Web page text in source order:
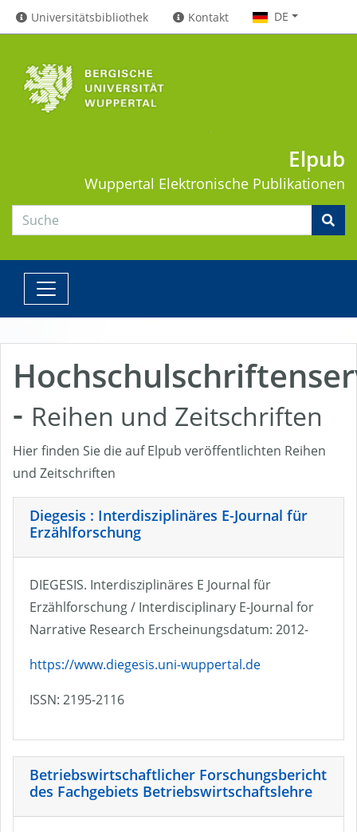
Universitätsbibliothek Kontakt DE
Elpub
Wuppertal Elektronische Publikationen
- Reihen und Zeitschriften
Hier finden Sie die auf Elpub veröffentlichten Reihen
und Zeitschriften
Diegesis : Interdisziplinäres E-Journal für
Erzählforschung
DIEGESIS. Interdisziplinäres E Journal für
Erzählforschung / Interdisciplinary E-Journal for
Narrative Research Erscheinungsdatum: 2012-
https://www.diegesis.uni-wuppertal.de
ISSN: 2195-2116
Betriebswirtschaftlicher Forschungsbericht
des Fachgebiets Betriebswirtschaftslehre